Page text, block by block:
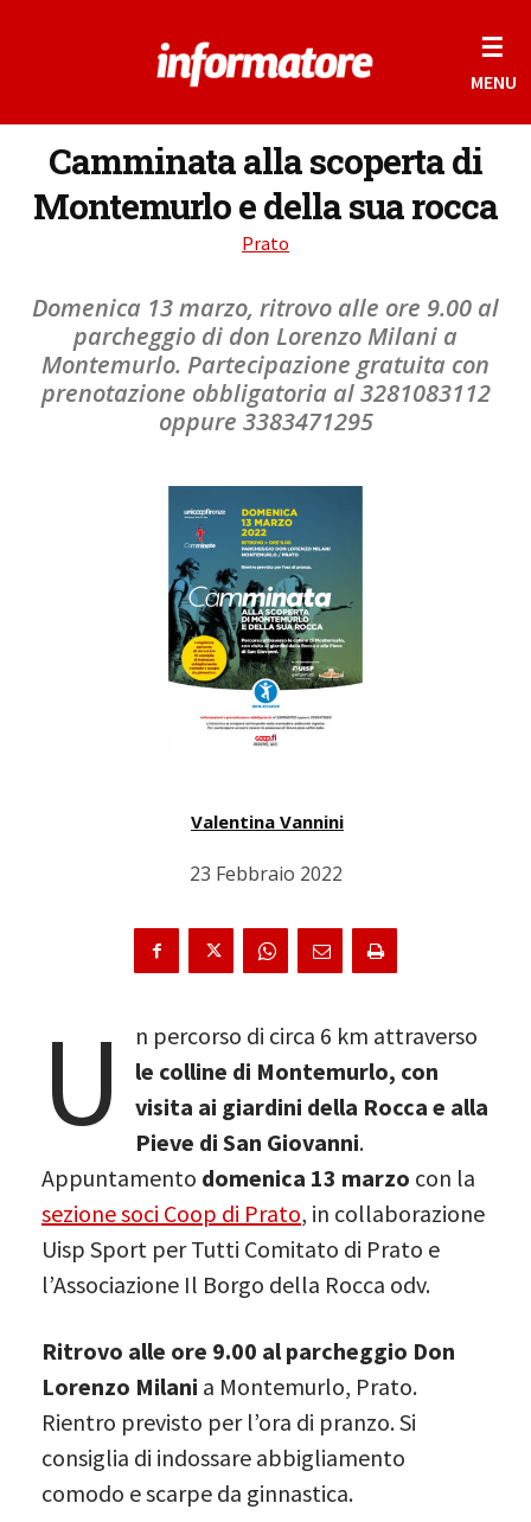
☰
MENU
Camminata alla scoperta di
Montemurlo e della sua rocca
Prato
Domenica 13 marzo, ritrovo alle ore 9.00 al
parcheggio di don Lorenzo Milani a
Montemurlo. Partecipazione gratuita con
prenotazione obbligatoria al 3281083112
oppure 3383471295
Valentina Vannini
23 Febbraio 2022
U
n percorso di circa 6 km attraverso
le colline di Montemurlo, con
visita ai giardini della Rocca e alla
Pieve di San Giovanni.
Appuntamento domenica 13 marzo con la
sezione soci Coop di Prato, in collaborazione
Uisp Sport per Tutti Comitato di Prato e
l’Associazione Il Borgo della Rocca odv.
Ritrovo alle ore 9.00 al parcheggio Don
Lorenzo Milani a Montemurlo, Prato.
Rientro previsto per l’ora di pranzo. Si
consiglia di indossare abbigliamento
comodo e scarpe da ginnastica.